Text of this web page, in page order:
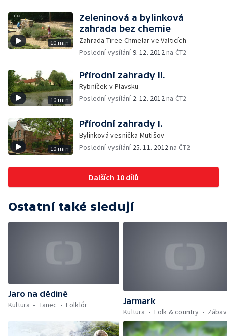
10 min
Zeleninová a bylinková
zahrada bez chemie
Zahrada Tiree Chmelar ve Valticích
Poslední vysílání9. 12. 2012na ČT2
10 min
Přírodní zahrady II.
Rybníček v Plavsku
Poslední vysílání 2. 12. 2012na ČT2
10 min
Přírodní zahrady I.
Bylinková vesnička Mutišov
Poslední vysílání 25. 11. 2012na ČT2
Dalších 10 dílů
Ostatní také sledují
Jaro na dědině
Kultura
Tanec Folklór
Jarmark
Kultura
Folk & country